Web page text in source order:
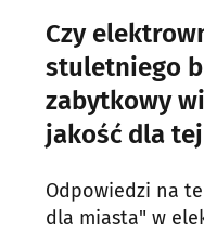
Czy
stuletniego
zabytkowy
jakość dla
Odpowiedzi na
dla miasta" w